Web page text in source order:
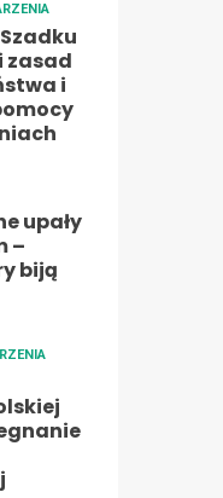
zasad
i
upały
–
biją